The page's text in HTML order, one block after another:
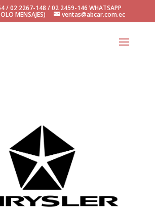
/ 02 2267-148 / 02 2459-146 WHATSAPP
MENSAJES) ventas@abcar.com.ec